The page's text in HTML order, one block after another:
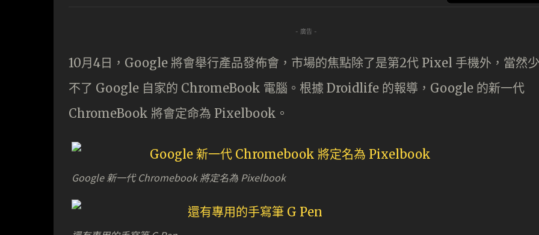
- 廣告 -
10月4日，Google 將會舉行產品發佈會，市場的焦點除了是第2代 Pixel 手機外，當然少
不了 Google 自家的 ChromeBook 電腦。根據 Droidlife 的報導，Google 的新一代
ChromeBook 將會定命為 Pixelbook。
Google 新一代 Chromebook 將定名為 Pixelbook